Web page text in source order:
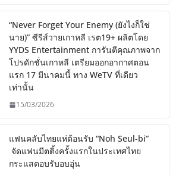
“Never Forget Your Enemy (ยังไงก็ใช่
นาย)” ซีรีส์วายเกาหลี เรต19+ ผลิตโดย
YYDS Entertainment การันตีคุณภาพจาก
โปรดักชั่นเกาหลี เตรียมออกอากาศตอน
แรก 17 มีนาคมนี้ ทาง WeTV ที่เดียว
เท่านั้น
15/03/2026
แฟนคลับไทยแห่ต้อนรับ “Noh Seul-bi”
จัดแฟนมีตติ้งครั้งแรกในประเทศไทย
กระแสตอบรับอบอุ่น